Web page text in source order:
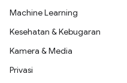
Machine Learning
Kesehatan & Kebugaran
Kamera & Media
Privasi